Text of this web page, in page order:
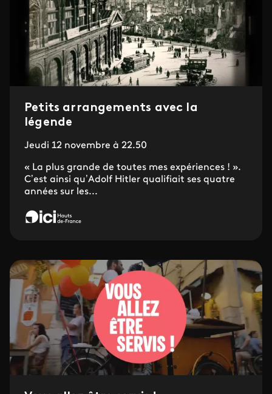
Petits arrangements avec la
légende
Jeudi 12 novembre à 22.50
« La plus grande de toutes mes expériences ! ».
C’est ainsi qu’Adolf Hitler qualifiait ses quatre
années sur les...